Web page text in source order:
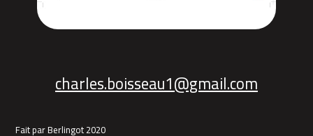
charles.boisseau1@gmail.com
Fait par Berlingot 2020